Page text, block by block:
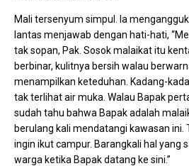
Mali tersenyum simpul. Ia
lantas menjawab dengan hati-hati,
tak sopan, Pak. Sosok malaikat itu
berbinar, kulitnya bersih walau
menampilkan keteduhan. Kadang-
tak terlihat air muka. Walau Bapak
sudah tahu bahwa Bapak adalah
berulang kali mendatangi kawasan ini.
ingin ikut campur. Barangkali hal yang
warga ketika Bapak datang ke sini.”